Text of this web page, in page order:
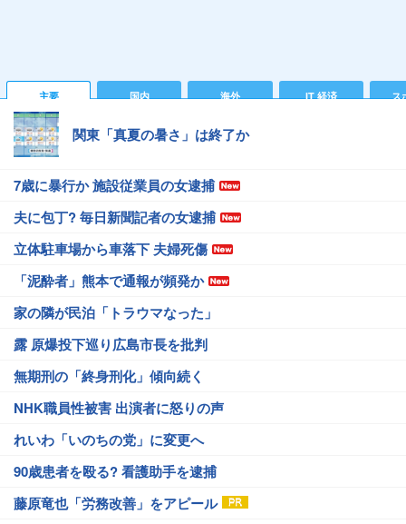
主要 国内 海外 IT 経済 ス
関東「真夏の暑さ」は終了か
7歳に暴行か 施設従業員の女逮捕
夫に包丁? 毎日新聞記者の女逮捕
立体駐車場から車落下 夫婦死傷
「泥酔者」熊本で通報が頻発か
家の隣が民泊「トラウマなった」
露 原爆投下巡り広島市長を批判
無期刑の「終身刑化」傾向続く
NHK職員性被害 出演者に怒りの声
れいわ「いのちの党」に変更へ
90歳患者を殴る? 看護助手を逮捕
藤原竜也「労務改善」をアピール